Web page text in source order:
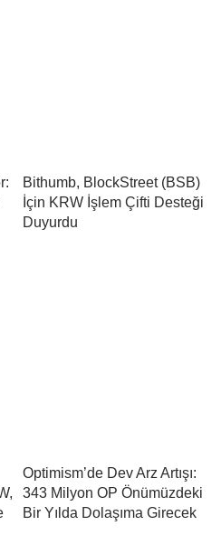
Bithumb, BlockStreet (BSB)
İçin KRW İşlem Çifti Desteği
Duyurdu
Optimism’de Dev Arz Artışı:
343 Milyon OP Önümüzdeki
Bir Yılda Dolaşıma Girecek